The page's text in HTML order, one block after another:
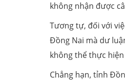
không nhận được
Tương tự, đối với
Đồng Nai mà dư
không thể thực
Chẳng hạn, tỉnh